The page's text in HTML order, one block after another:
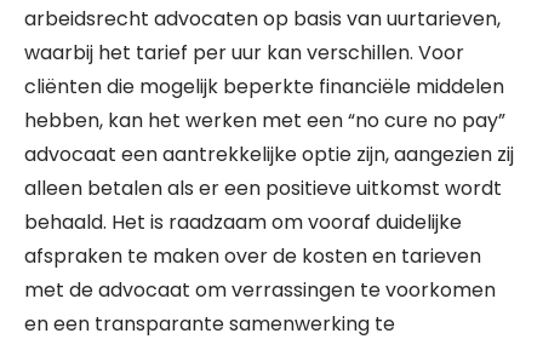
arbeidsrecht advocaten op basis van uurtarieven,
waarbij het tarief per uur kan verschillen. Voor
cliënten die mogelijk beperkte financiële middelen
hebben, kan het werken met een “no cure no pay”
advocaat een aantrekkelijke optie zijn, aangezien zij
alleen betalen als er een positieve uitkomst wordt
behaald. Het is raadzaam om vooraf duidelijke
afspraken te maken over de kosten en tarieven
met de advocaat om verrassingen te voorkomen
en een transparante samenwerking te